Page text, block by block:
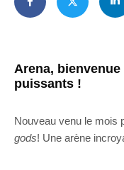
Arena,
puissants !
Nouveau venu le mois
gods! Une arène